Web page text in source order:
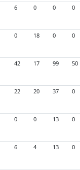
6 0 0 0
0 18 0 0
42 17 99 50
22 20 37 0
0 0 13 0
6 4 13 0